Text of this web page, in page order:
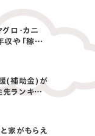
ロ・カニ
や「稼げ
(補助金)が
ランキン
と家がもらえ